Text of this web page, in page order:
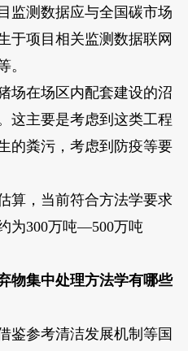
监测数据应与全国碳市场
于项目相关监测数据联网
。
在场区内配套建设的沼
这主要是考虑到这类工程
的粪污，考虑到防疫等要
，当前符合方法学要求
为300万吨—500万吨
物集中处理方法学有哪些
鉴参考清洁发展机制等国